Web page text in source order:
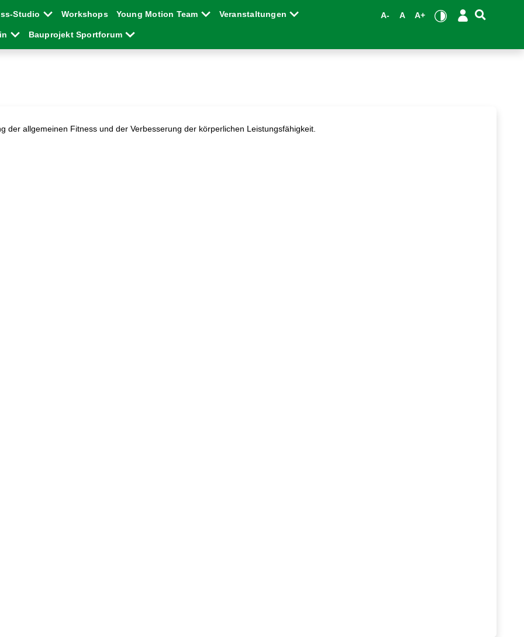
Studio Workshops Young Motion Team Veranstaltungen
Bauprojekt Sportforum
A- A A+
der allgemeinen Fitness und der Verbesserung der körperlichen Leistungsfähigkeit.